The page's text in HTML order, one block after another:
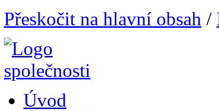
Přeskočit na hlavní obsah /
Úvod